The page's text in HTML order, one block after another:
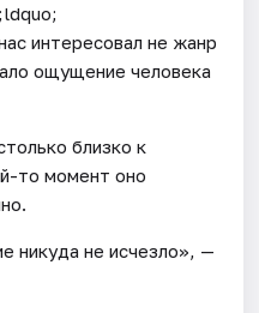
интересовал не жанр
ощущение человека
близко к
то момент оно
никуда не исчезло», —